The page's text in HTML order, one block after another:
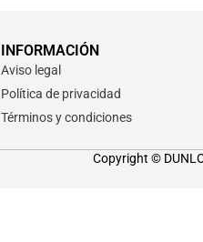
INFORMACIÓN
Aviso legal
Política de privacidad
Términos y condiciones
Copyright ©